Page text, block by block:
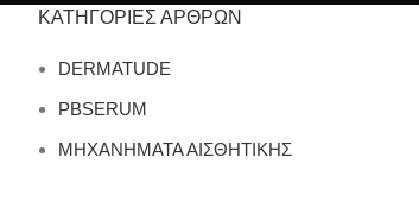
ΚΑΤΗΓΟΡΙΕΣ ΑΡΘΡΩΝ
DERMATUDE
PBSERUM
ΜΗΧΑΝΗΜΑΤΑ ΑΙΣΘΗΤΙΚΗΣ